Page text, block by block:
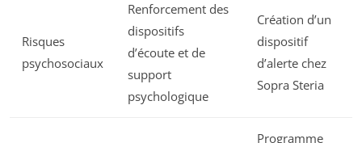
Risques
psychosociaux
Renforcement des
dispositifs
d’écoute et de
support
psychologique
Création d’un
dispositif
d’alerte chez
Sopra Steria
Programme